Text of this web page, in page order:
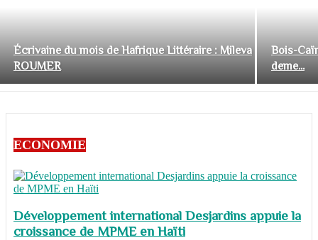
Écrivaine du mois de Hafrique Littéraire : Mileva
ROUMER
Bois-
deme...
ECONOMIE
Développement international Desjardins appuie la
croissance de MPME en Haïti